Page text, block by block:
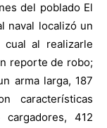
del poblado El
naval localizó un
al realizarle
reporte de robo;
arma larga, 187
características
cargadores, 412